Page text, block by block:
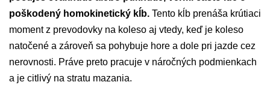
poškodený homokinetický kĺb. Tento kĺb prenáša krútiaci
moment z prevodovky na koleso aj vtedy, keď je koleso
natočené a zároveň sa pohybuje hore a dole pri jazde cez
nerovnosti. Práve preto pracuje v náročných podmienkach
a je citlivý na stratu mazania.